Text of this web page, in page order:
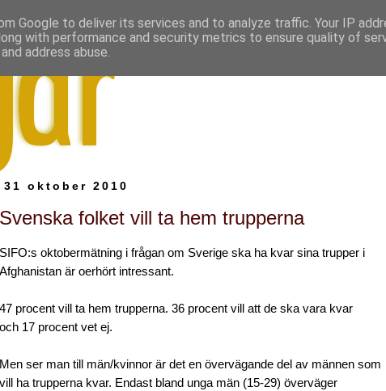
31 oktober 2010
Svenska folket vill ta hem trupperna
SIFO:s oktobermätning i frågan om Sverige ska ha kvar sina trupper i
Afghanistan är oerhört intressant.
47 procent vill ta hem trupperna. 36 procent vill att de ska vara kvar
och 17 procent vet ej.
Men ser man till män/kvinnor är det en övervägande del av männen som
vill ha trupperna kvar. Endast bland unga män (15-29) överväger
Google to deliver its services and to analyze traffic. Your IP
with performance and security metrics to ensure quality of
address abuse.